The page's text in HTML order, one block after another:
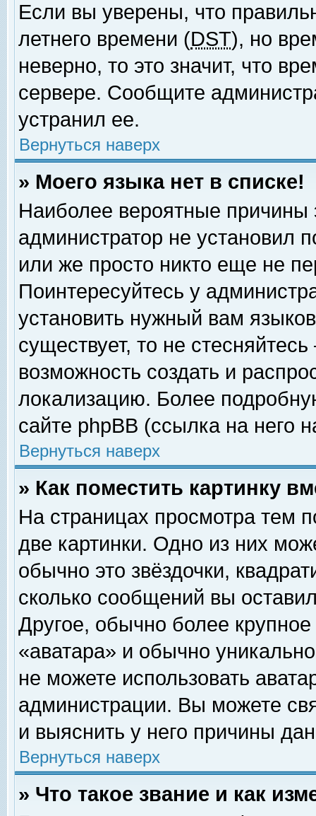
Если вы уверены, что
летнего времени (DST), но
неверно, то это значит, что
сервере. Сообщите
устранил ее.
Вернуться наверх
» Моего языка нет в списке!
Наиболее вероятные причины
администратор не установил
или же просто никто еще не
Поинтересуйтесь у
установить нужный вам
существует, то не
возможность создать и
локализацию. Более
сайте phpBB (ссылка на него
Вернуться наверх
» Как поместить картинку
На страницах просмотра тем
две картинки. Одно из них
обычно это звёздочки,
сколько сообщений вы
Другое, обычно более
«аватара» и обычно
не можете использовать
администрации. Вы можете
и выяснить у него причины
Вернуться наверх
» Что такое звание и как